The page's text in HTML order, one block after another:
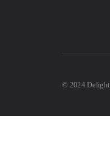
© 2024 Delight